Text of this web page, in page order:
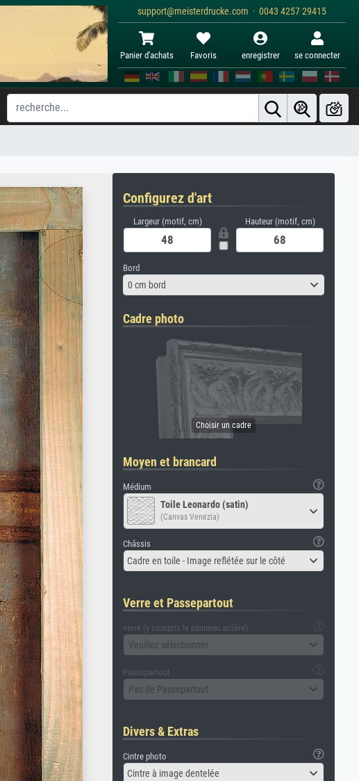
support@meisterdrucke.com · 0043 4257 29415
Panier d'achats Favoris enregistrer se connecter
Configurez d'art
Largeur (motif, cm) Hauteur (motif, cm)
Bord
0 cm bord
Cadre photo
Moyen et brancard
Médium
Toile Leonardo (satin)
(Canvas Venezia)
Châssis
Cadre en toile - Image reflétée sur le côté
Verre et Passepartout
verre (y compris le panneau arrière)
Veuillez sélectionner
Passepartout
Pas de Passepartout
Divers & Extras
Cintre photo
Cintre à image dentelée